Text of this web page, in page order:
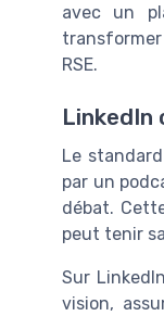
avec un
RSE.
LinkedIn
Le
par un
débat.
peut tenir
Sur
vision,